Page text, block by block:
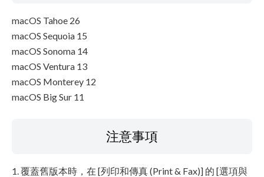
macOS Tahoe 26
macOS Sequoia 15
macOS Sonoma 14
macOS Ventura 13
macOS Monterey 12
macOS Big Sur 11
注意事項
1. 覆蓋舊版本時，在 [列印和傳真 (Print & Fax)] 的 [選項與